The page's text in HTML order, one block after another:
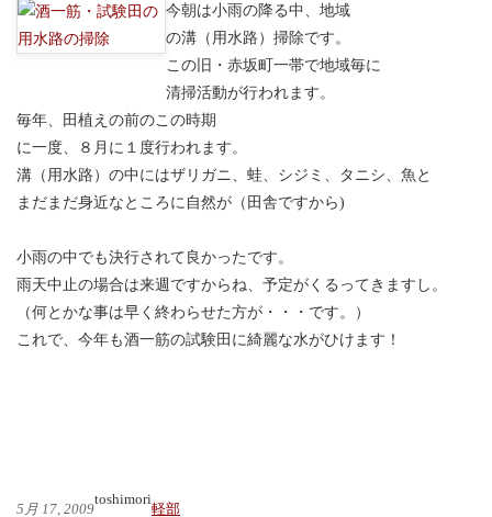
今朝は小雨の降る中、地域
の溝（用水路）掃除です。
この旧・赤坂町一帯で地域毎に
清掃活動が行われます。
毎年、田植えの前のこの時期
に一度、８月に１度行われます。
溝（用水路）の中にはザリガニ、蛙、シジミ、タニシ、魚と
まだまだ身近なところに自然が（田舎ですから)
小雨の中でも決行されて良かったです。
雨天中止の場合は来週ですからね、予定がくるってきますし。
（何とかな事は早く終わらせた方が・・・です。）
これで、今年も酒一筋の試験田に綺麗な水がひけます！
5月 17, 2009
toshimori
軽部